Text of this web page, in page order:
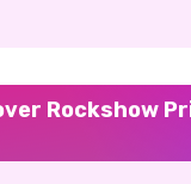
Rockshow